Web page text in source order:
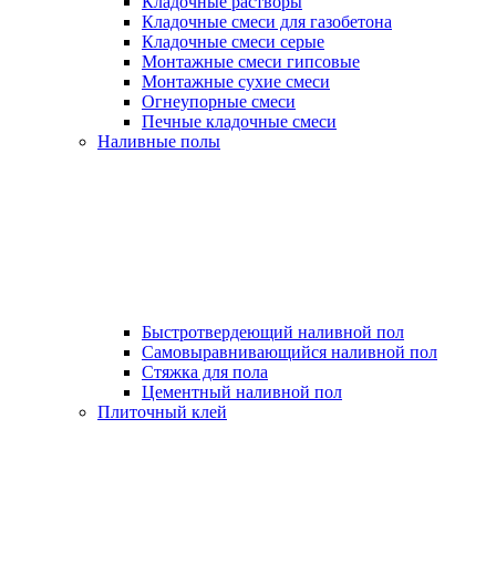
Кладочные смеси для газобетона
Кладочные смеси серые
Монтажные смеси гипсовые
Монтажные сухие смеси
Огнеупорные смеси
Печные кладочные смеси
Наливные полы
Быстротвердеющий наливной пол
Самовыравнивающийся наливной пол
Стяжка для пола
Цементный наливной пол
Плиточный клей